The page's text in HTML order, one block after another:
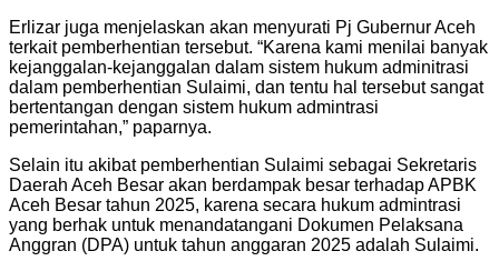
Erlizar juga menjelaskan akan menyurati Pj Gubernur Aceh
terkait pemberhentian tersebut. “Karena kami menilai banyak
kejanggalan-kejanggalan dalam sistem hukum adminitrasi
dalam pemberhentian Sulaimi, dan tentu hal tersebut sangat
bertentangan dengan sistem hukum admintrasi
pemerintahan,” paparnya.
Selain itu akibat pemberhentian Sulaimi sebagai Sekretaris
Daerah Aceh Besar akan berdampak besar terhadap APBK
Aceh Besar tahun 2025, karena secara hukum admintrasi
yang berhak untuk menandatangani Dokumen Pelaksana
Anggran (DPA) untuk tahun anggaran 2025 adalah Sulaimi.